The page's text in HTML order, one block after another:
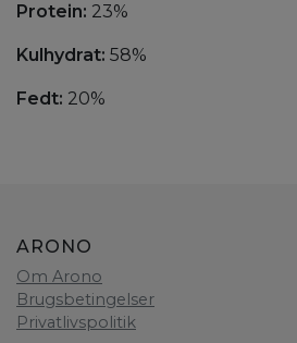
Protein: 23%
Kulhydrat: 58%
Fedt: 20%
ARONO
Om Arono
Brugsbetingelser
Privatlivspolitik